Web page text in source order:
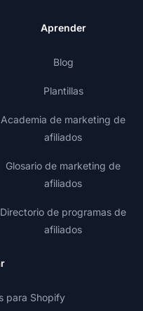
Aprender
Blog
Plantillas
Academia de marketing de
afiliados
Glosario de marketing de
afiliados
Directorio de programas de
afiliados
para Shopify